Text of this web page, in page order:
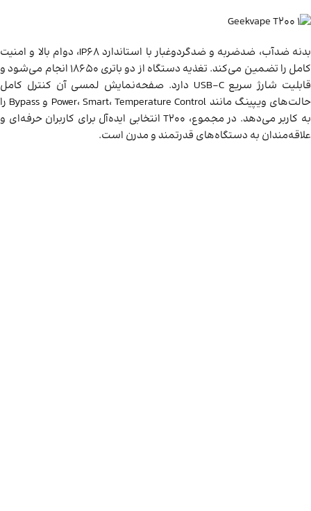
بدنه ضدآب، ضدضربه و ضدگردوغبار با استاندارد IP68، دوام بالا و امنیت
کامل را تضمین می‌کند. تغذیه دستگاه از دو باتری 18650 انجام می‌شود و
قابلیت شارژ سریع USB-C دارد. صفحه‌نمایش لمسی آن کنترل کامل
حالت‌های ویپینگ مانند Power، Smart، Temperature Control و Bypass را
به کاربر می‌دهد. در مجموع، T200 انتخابی ایده‌آل برای کاربران حرفه‌ای و
علاقه‌مندان به دستگاه‌های قدرتمند و مدرن است.